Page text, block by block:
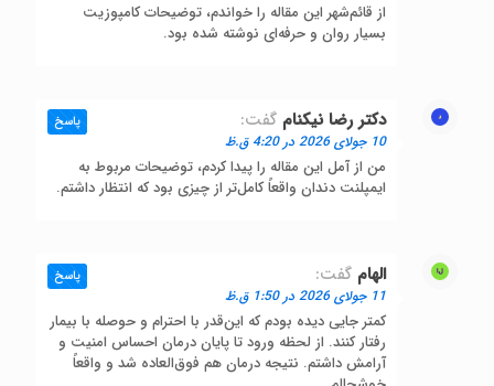
از قائم‌شهر این مقاله را خواندم، توضیحات کامپوزیت
بسیار روان و حرفه‌ای نوشته شده بود.
دکتر رضا نیکنام گفت:
10 جولای 2026 در 4:20 ق.ظ
من از آمل این مقاله را پیدا کردم، توضیحات مربوط به
ایمپلنت دندان واقعاً کامل‌تر از چیزی بود که انتظار داشتم.
پاسخ
الهام گفت:
11 جولای 2026 در 1:50 ق.ظ
کمتر جایی دیده بودم که این‌قدر با احترام و حوصله با بیمار
رفتار کنند. از لحظه ورود تا پایان درمان احساس امنیت و
آرامش داشتم. نتیجه درمان هم فوق‌العاده شد و واقعاً
پاسخ